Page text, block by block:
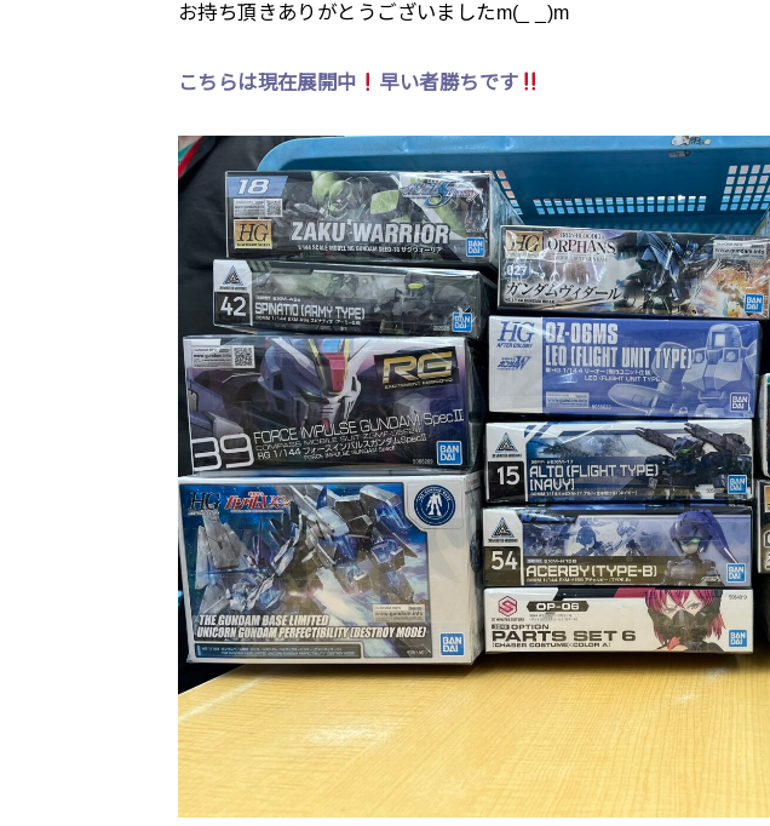
お持ち頂きありがとうございましたm(_ _)m
こちらは現在展開中 早い者勝ちです